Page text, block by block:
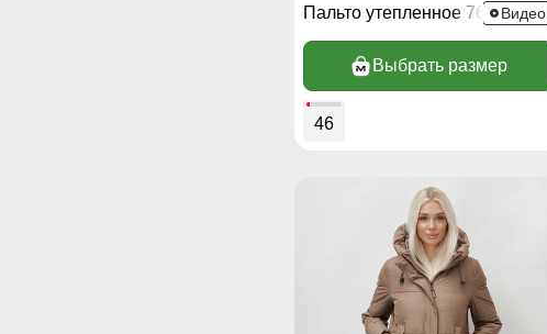
Пальто утепленное 7629KВидео
Выбрать размер
46